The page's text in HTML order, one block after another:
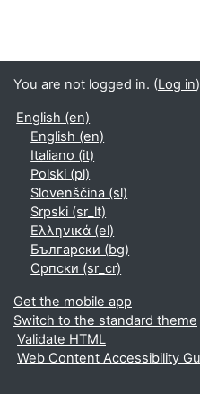
You are not logged in. (Log in)
English ‎(en)‎
English ‎(en)‎
Italiano ‎(it)‎
Polski ‎(pl)‎
Slovenščina ‎(sl)‎
Srpski ‎(sr_lt)‎
Ελληνικά ‎(el)‎
Български ‎(bg)‎
Српски ‎(sr_cr)‎
Get the mobile app
Switch to the standard theme
Validate HTML
Web Content Accessibility